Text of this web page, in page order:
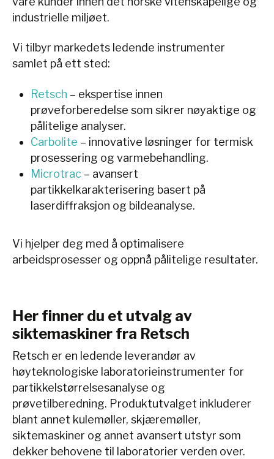
industrielle miljøet.
Vi tilbyr markedets ledende instrumenter
samlet på ett sted:
Retsch – ekspertise innen
prøveforberedelse som sikrer nøyaktige og
pålitelige analyser.
Carbolite – innovative løsninger for termisk
prosessering og varmebehandling.
Microtrac – avansert
partikkelkarakterisering basert på
laserdiffraksjon og bildeanalyse.
Vi hjelper deg med å optimalisere
arbeidsprosesser og oppnå pålitelige resultater.
Her finner du et utvalg av
siktemaskiner fra Retsch
Retsch er en ledende leverandør av
høyteknologiske laboratorieinstrumenter for
partikkelstørrelsesanalyse og
prøvetilberedning. Produktutvalget inkluderer
blant annet kulemøller, skjæremøller,
siktemaskiner og annet avansert utstyr som
dekker behovene til laboratorier verden over.